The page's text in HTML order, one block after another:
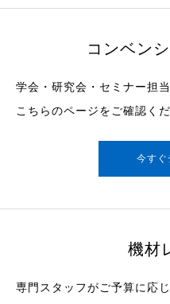
コンベン
学会・研究会・セミナー担
こちらのページをご確認く
今すぐ
機材
専門スタッフがご予算に応